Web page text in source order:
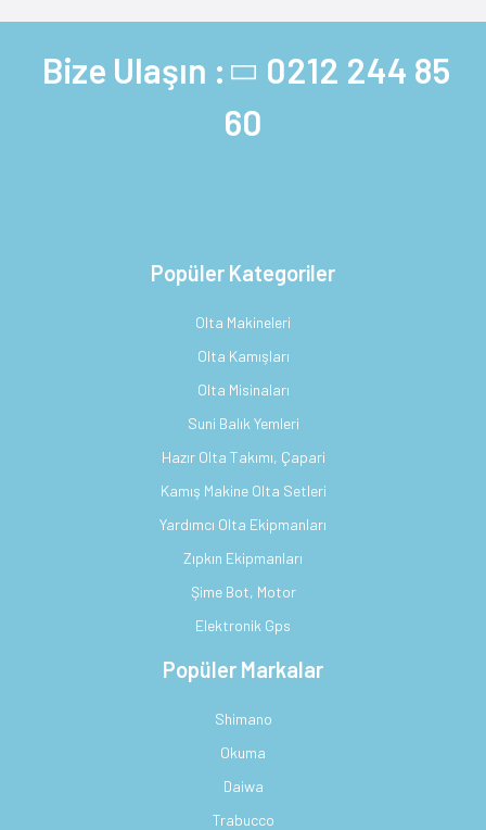
Bize Ulaşın : 0212 244 85
60
Popüler Kategoriler
Olta Makineleri
Olta Kamışları
Olta Misinaları
Suni Balık Yemleri
Hazır Olta Takımı, Çapari
Kamış Makine Olta Setleri
Yardımcı Olta Ekipmanları
Zıpkın Ekipmanları
Şime Bot, Motor
Elektronik Gps
Popüler Markalar
Shimano
Okuma
Daiwa
Trabucco